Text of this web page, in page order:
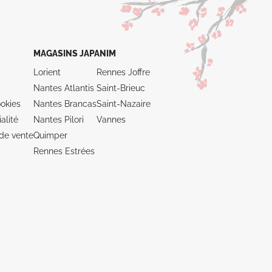
vente
MAGASINS JAPANIM
Lorient
Nantes Atlantis
Nantes Brancas
Nantes Pilori
Quimper
Rennes Estrées
Rennes Joffre
Saint-Brieuc
Saint-Nazaire
Vannes